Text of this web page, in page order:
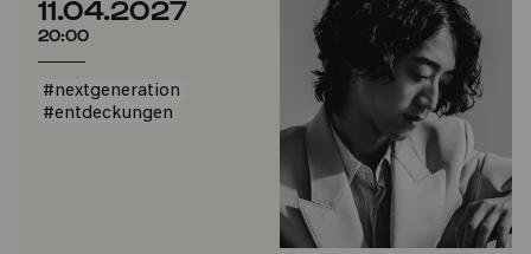
11.04.2027
20:00
#nextgeneration
#entdeckungen